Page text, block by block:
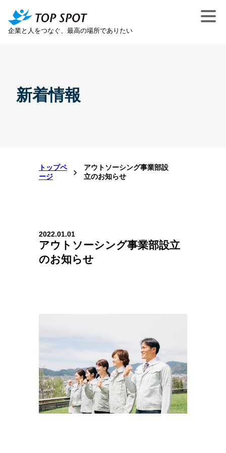
企業と人をつなぐ、最高の場所でありたい
新着情報
トップペ
ージ
アウトソーシング事業部設
立のお知らせ
2022.01.01
アウトソーシング事業部設立
のお知らせ